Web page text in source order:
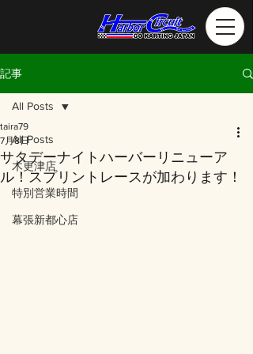
記事
All Posts
木更津店
特別営業時間
幕張新都心店
All Posts
サタデーナイトハーバーリニューア
ル！スプリントレースが加わります！
taira79
7月8日